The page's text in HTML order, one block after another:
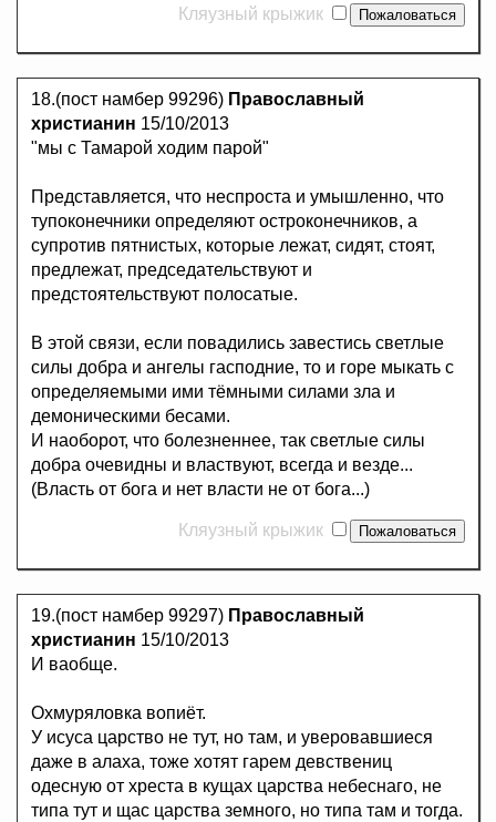
Кляузный крыжик
18.(пост намбер 99296) Православный
христианин 15/10/2013
"мы с Тамарой ходим парой"
Представляется, что неспроста и умышленно, что
тупоконечники определяют остроконечников, а
супротив пятнистых, которые лежат, сидят, стоят,
предлежат, председательствуют и
предстоятельствуют полосатые.
В этой связи, если повадились завестись светлые
силы добра и ангелы гасподние, то и горе мыкать с
определяемыми ими тёмными силами зла и
демоническими бесами.
И наоборот, что болезненнее, так светлые силы
добра очевидны и властвуют, всегда и везде...
(Власть от бога и нет власти не от бога...)
Кляузный крыжик
19.(пост намбер 99297) Православный
христианин 15/10/2013
И ваобще.
Охмуряловка вопиёт.
У исуса царство не тут, но там, и уверовавшиеся
даже в алаха, тоже хотят гарем девствениц
одесную от хреста в кущах царства небеснаго, не
типа тут и щас царства земного, но типа там и тогда.